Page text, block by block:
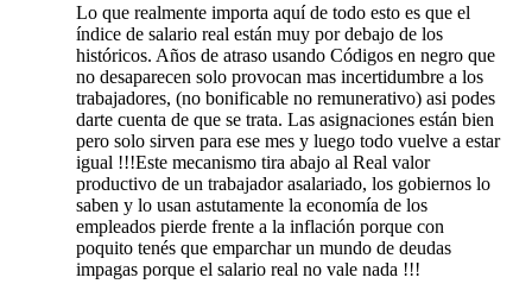
Lo que realmente importa aquí de todo esto es que el
índice de salario real están muy por debajo de los
históricos. Años de atraso usando Códigos en negro que
no desaparecen solo provocan mas incertidumbre a los
trabajadores, (no bonificable no remunerativo) asi podes
darte cuenta de que se trata. Las asignaciones están bien
pero solo sirven para ese mes y luego todo vuelve a estar
igual !!!Este mecanismo tira abajo al Real valor
productivo de un trabajador asalariado, los gobiernos lo
saben y lo usan astutamente la economía de los
empleados pierde frente a la inflación porque con
poquito tenés que emparchar un mundo de deudas
impagas porque el salario real no vale nada !!!